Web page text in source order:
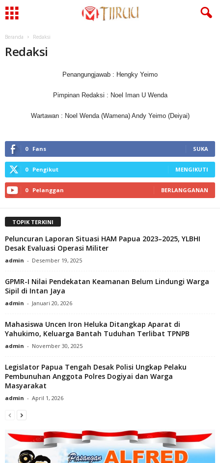
Beranda Redaksi
Redaksi
Penangungjawab : Hengky Yeimo
Pimpinan Redaksi : Noel Iman U Wenda
Wartawan : Noel Wenda (Wamena) Andy Yeimo (Deiyai)
0 Fans SUKA
0 Pengikut MENGIKUTI
0 Pelanggan BERLANGGANAN
TOPIK TERKINI
Peluncuran Laporan Situasi HAM Papua 2023–2025, YLBHI
Desak Evaluasi Operasi Militer
admin - Desember 19, 2025
GPMR-I Nilai Pendekatan Keamanan Belum Lindungi Warga
Sipil di Intan Jaya
admin - Januari 20, 2026
Mahasiswa Uncen Iron Heluka Ditangkap Aparat di
Yahukimo, Keluarga Bantah Tuduhan Terlibat TPNPB
admin - November 30, 2025
Legislator Papua Tengah Desak Polisi Ungkap Pelaku
Pembunuhan Anggota Polres Dogiyai dan Warga
Masyarakat
admin - April 1, 2026